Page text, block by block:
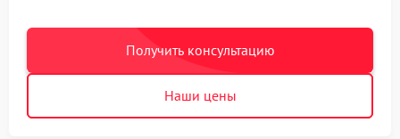
Получить консультацию
Наши цены